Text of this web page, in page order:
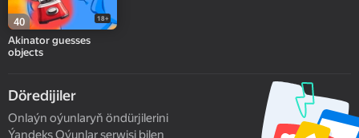
40 18+
Akinator guesses
objects
Döredijiler
Onlaýn oýunlaryň öndürjilerini
Ýandeks Oýunlar serwisi bilen